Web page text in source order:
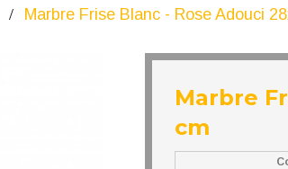
Marbre Frise Blanc - Rose Adouci
Marbre
cm